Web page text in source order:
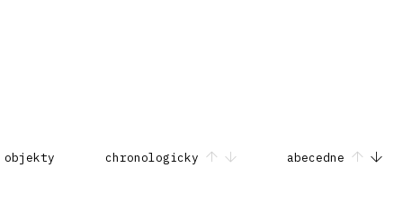
objekty chronologicky abecedne